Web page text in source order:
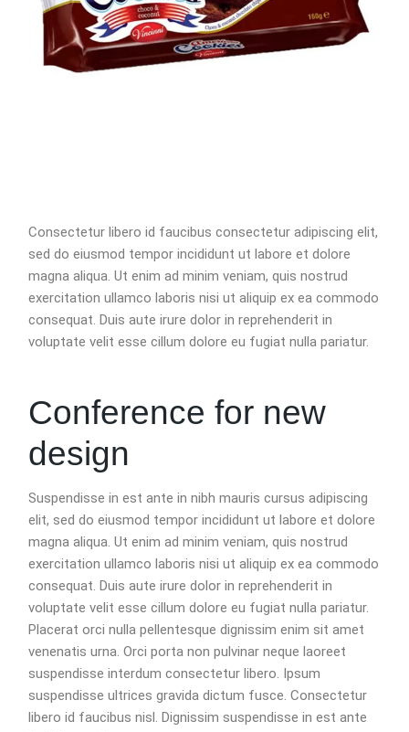
Consectetur libero id faucibus consectetur adipiscing elit,
sed do eiusmod tempor incididunt ut labore et dolore
magna aliqua. Ut enim ad minim veniam, quis nostrud
exercitation ullamco laboris nisi ut aliquip ex ea commodo
consequat. Duis aute irure dolor in reprehenderit in
voluptate velit esse cillum dolore eu fugiat nulla pariatur.
Conference for new
design
Suspendisse in est ante in nibh mauris cursus adipiscing
elit, sed do eiusmod tempor incididunt ut labore et dolore
magna aliqua. Ut enim ad minim veniam, quis nostrud
exercitation ullamco laboris nisi ut aliquip ex ea commodo
consequat. Duis aute irure dolor in reprehenderit in
voluptate velit esse cillum dolore eu fugiat nulla pariatur.
Placerat orci nulla pellentesque dignissim enim sit amet
venenatis urna. Orci porta non pulvinar neque laoreet
suspendisse interdum consectetur libero. Ipsum
suspendisse ultrices gravida dictum fusce. Consectetur
libero id faucibus nisl. Dignissim suspendisse in est ante